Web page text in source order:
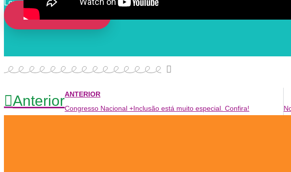
Lorem ipsum dolor sit amet, consectetur adipiscing elit, sed do eiusmod tempor
FALE CONOSCO
AnteriorANTERIOR
Congresso Nacional +Inclusão está muito especial. Confira!